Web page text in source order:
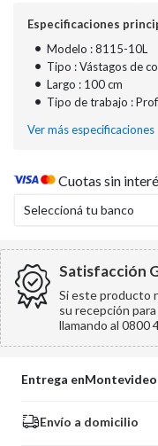
Especificaciones
• Modelo : 8115-10L
• Tipo : Vástagos de
• Largo : 100 cm
• Tipo de trabajo :
Ver más especificaciones
Cuotas sin
Seleccioná tu banco
Satisfacción
Si este producto
su recepción
llamando al 0800
Entrega enMontevideo
Envío a domicilio